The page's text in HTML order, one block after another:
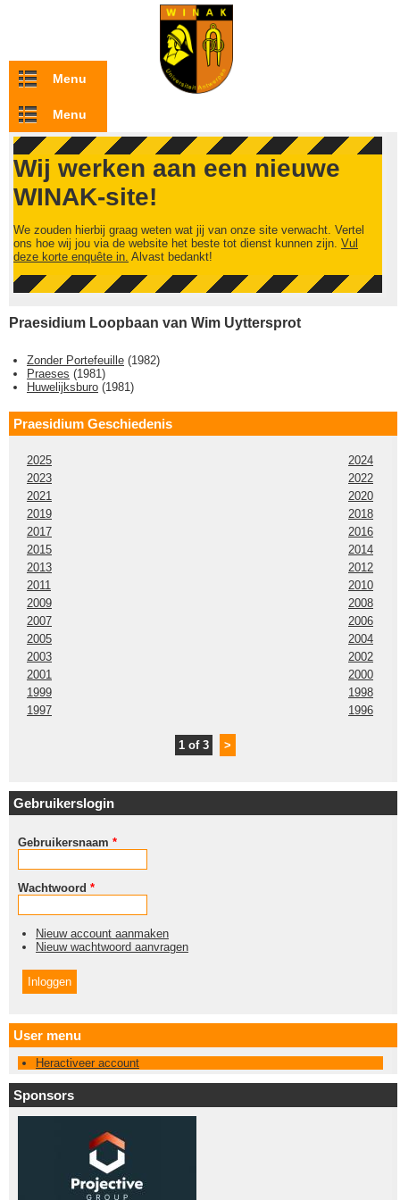
Overslaan en naar de inhoud gaan
Menu
Menu
Wij werken aan een nieuwe
WINAK-site!
We zouden hierbij graag weten wat jij van onze site verwacht. Vertel
ons hoe wij jou via de website het beste tot dienst kunnen zijn. Vul
deze korte enquête in. Alvast bedankt!
Praesidium Loopbaan van Wim Uyttersprot
Zonder Portefeuille (1982)
Praeses (1981)
Huwelijksburo (1981)
Praesidium Geschiedenis
2025
2024
2023
2022
2021
2020
2019
2018
2017
2016
2015
2014
2013
2012
2011
2010
2009
2008
2007
2006
2005
2004
2003
2002
2001
2000
1999
1998
1997
1996
1 of 3 >
Gebruikerslogin
Gebruikersnaam *
Wachtwoord *
Nieuw account aanmaken
Nieuw wachtwoord aanvragen
User menu
Heractiveer account
Sponsors